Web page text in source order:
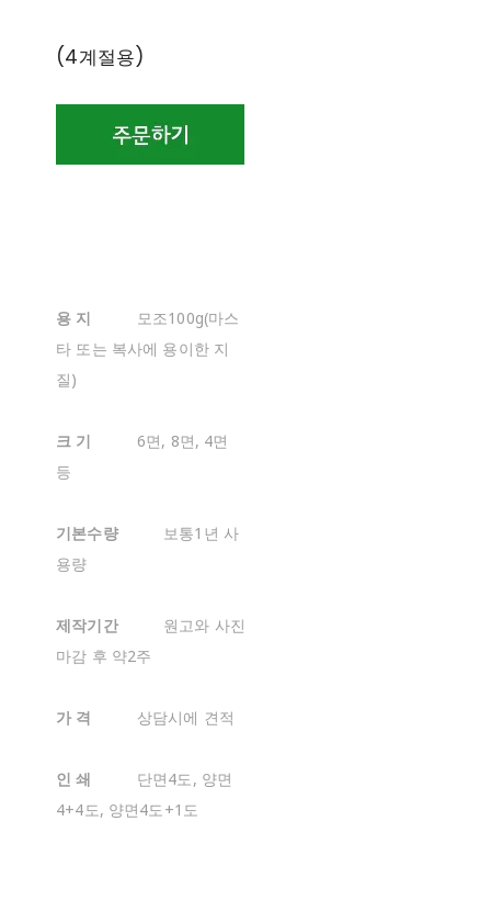
(4계절용)
용 지
모조100g(마스
타 또는 복사에 용이한 지
질)
크 기
6면, 8면, 4면
등
기본수량
보통1년 사
용량
제작기간
원고와 사진
마감 후 약2주
가 격 상담시에 견적
인 쇄
단면4도, 양면
4+4도, 양면4도+1도